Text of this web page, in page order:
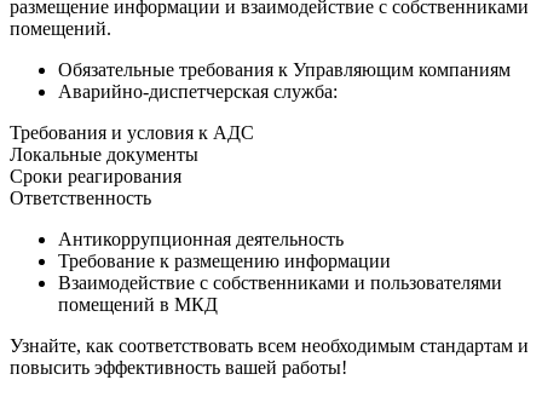
размещение информации и взаимодействие с собственниками
помещений.
Обязательные требования к Управляющим компаниям
Аварийно-диспетчерская служба:
Требования и условия к АДС
Локальные документы
Сроки реагирования
Ответственность
Антикоррупционная деятельность
Требование к размещению информации
Взаимодействие с собственниками и пользователями
помещений в МКД
Узнайте, как соответствовать всем необходимым стандартам и
повысить эффективность вашей работы!